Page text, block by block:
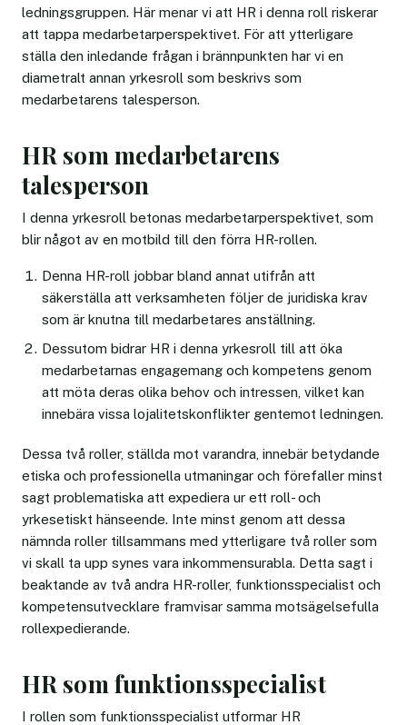
ledningsgruppen. Här menar vi att HR i denna roll riskerar
att tappa medarbetarperspektivet. För att ytterligare
ställa den inledande frågan i brännpunkten har vi en
diametralt annan yrkesroll som beskrivs som
medarbetarens talesperson.
HR som medarbetarens
talesperson
I denna yrkesroll betonas medarbetarperspektivet, som
blir något av en motbild till den förra HR-rollen.
Denna HR-roll jobbar bland annat utifrån att
säkerställa att verksamheten följer de juridiska krav
som är knutna till medarbetares anställning.
Dessutom bidrar HR i denna yrkesroll till att öka
medarbetarnas engagemang och kompetens genom
att möta deras olika behov och intressen, vilket kan
innebära vissa lojalitetskonflikter gentemot ledningen.
Dessa två roller, ställda mot varandra, innebär betydande
etiska och professionella utmaningar och förefaller minst
sagt problematiska att expediera ur ett roll- och
yrkesetiskt hänseende. Inte minst genom att dessa
nämnda roller tillsammans med ytterligare två roller som
vi skall ta upp synes vara inkommensurabla. Detta sagt i
beaktande av två andra HR-roller, funktionsspecialist och
kompetensutvecklare framvisar samma motsägelsefulla
rollexpedierande.
HR som funktionsspecialist
I rollen som funktionsspecialist utformar HR